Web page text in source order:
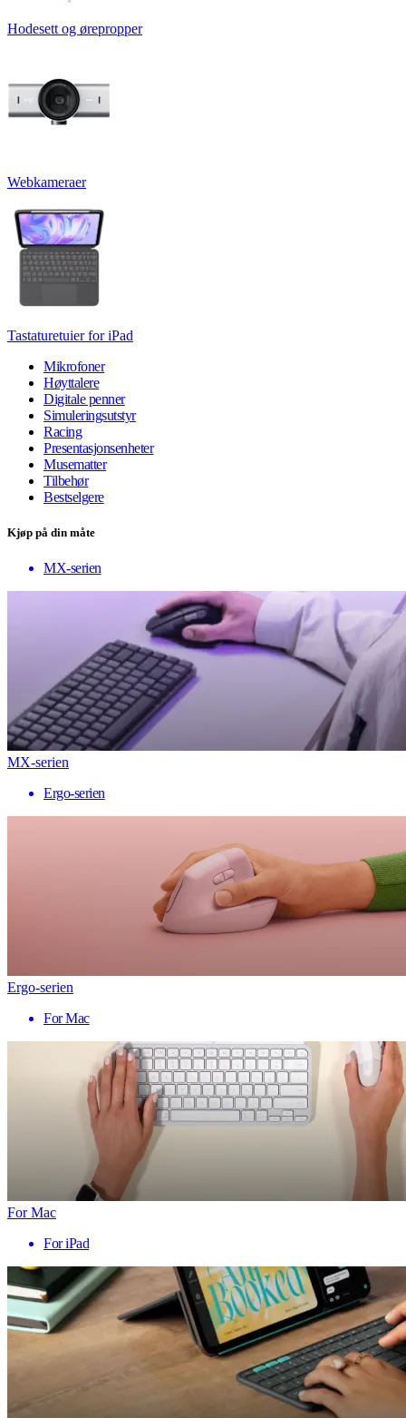
Hodesett og ørepropper
Webkameraer
Tastaturetuier for iPad
Mikrofoner
Høyttalere
Digitale penner
Simuleringsutstyr
Racing
Presentasjonsenheter
Musematter
Tilbehør
Bestselgere
Kjøp på din måte
MX-serien
MX-serien
Ergo-serien
Ergo-serien
For Mac
For Mac
For iPad